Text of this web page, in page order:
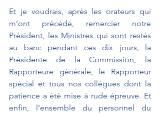
Et je voudrais, après les orateurs qui
m’ont précédé, remercier notre
Président, les Ministres qui sont restés
au banc pendant ces dix jours, la
Présidente de la Commission, la
Rapporteure générale, le Rapporteur
spécial et tous nos collègues dont la
patience a été mise à rude épreuve. Et
enfin, l’ensemble du personnel du